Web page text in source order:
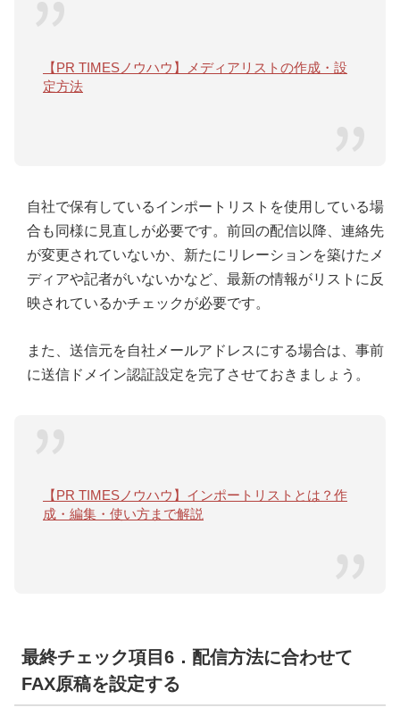
【PR TIMESノウハウ】メディアリストの作成・設
定方法
自社で保有しているインポートリストを使用している場
合も同様に見直しが必要です。前回の配信以降、連絡先
が変更されていないか、新たにリレーションを築けたメ
ディアや記者がいないかなど、最新の情報がリストに反
映されているかチェックが必要です。
また、送信元を自社メールアドレスにする場合は、事前
に送信ドメイン認証設定を完了させておきましょう。
【PR TIMESノウハウ】インポートリストとは？作
成・編集・使い方まで解説
最終チェック項目6．配信方法に合わせて
FAX原稿を設定する